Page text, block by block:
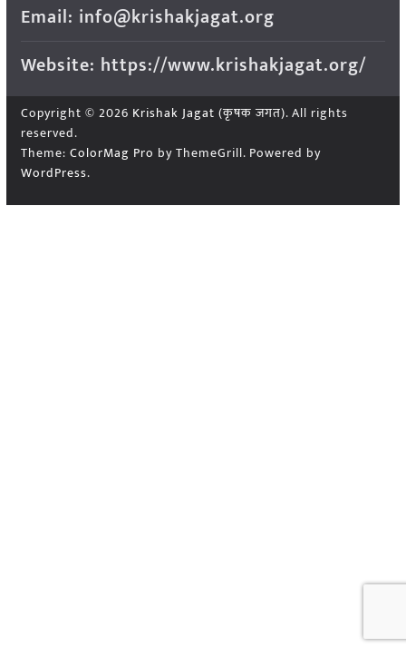
Email: info@krishakjagat.org
Website: https://www.krishakjagat.org/
Copyright © 2026 Krishak Jagat (कृषक जगत). All rights
reserved.
Theme: ColorMag Pro by ThemeGrill. Powered by
WordPress.